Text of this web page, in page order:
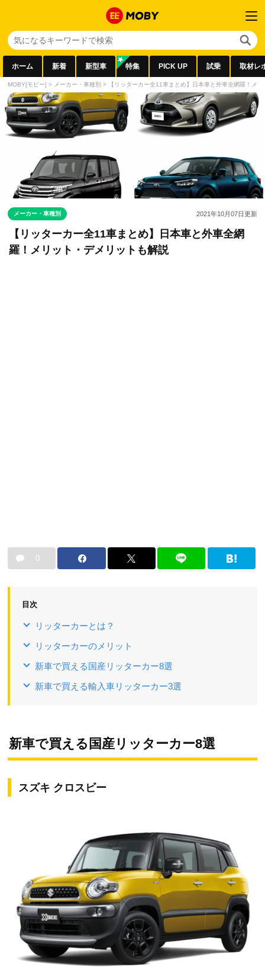
ホーム 新着 新型車 特集 PICK UP 試乗 取材レ
MOBY[モビー] > メーカー・車種別 > 【リッターカー全11車まとめ】日本車と外車全網羅！メ
メーカー・車種別 2021年10月07日更新
【リッターカー全11車まとめ】日本車と外車全網
羅！メリット・デメリットも解説
0
目次
リッターカーとは？
リッターカーのメリット
新車で買える国産リッターカー8選
新車で買える輸入車リッターカー3選
新車で買える国産リッターカー8選
スズキ クロスビー